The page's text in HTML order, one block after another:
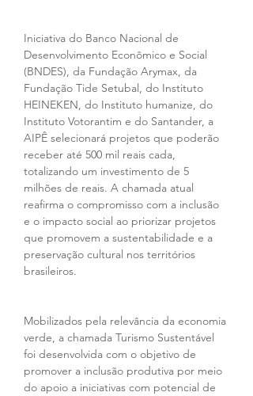
Iniciativa do Banco Nacional de
Desenvolvimento Econômico e Social
(BNDES), da Fundação Arymax, da
Fundação Tide Setubal, do Instituto
HEINEKEN, do Instituto humanize, do
Instituto Votorantim e do Santander, a
AIPÊ selecionará projetos que poderão
receber até 500 mil reais cada,
totalizando um investimento de 5
milhões de reais. A chamada atual
reafirma o compromisso com a inclusão
e o impacto social ao priorizar projetos
que promovem a sustentabilidade e a
preservação cultural nos territórios
brasileiros.
Mobilizados pela relevância da economia
verde, a chamada Turismo Sustentável
foi desenvolvida com o objetivo de
promover a inclusão produtiva por meio
do apoio a iniciativas com potencial de